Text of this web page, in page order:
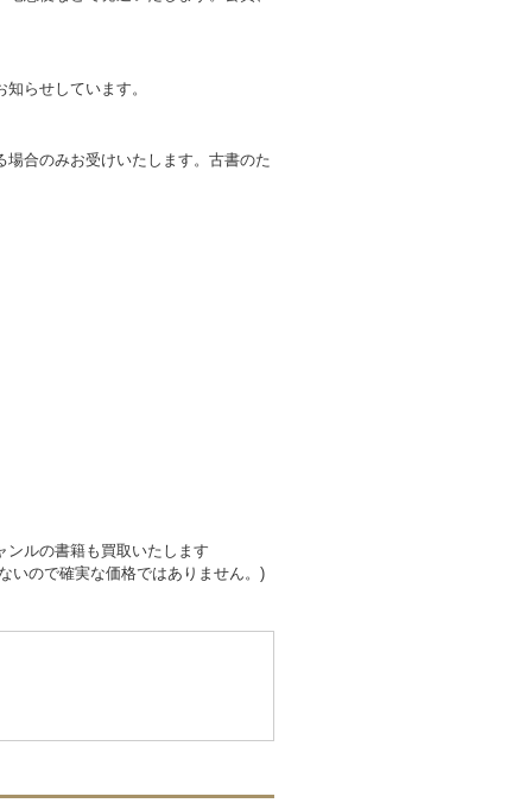
らせしています。
合のみお受けいたします。古書のた
ルの書籍も買取いたします
いので確実な価格ではありません。)